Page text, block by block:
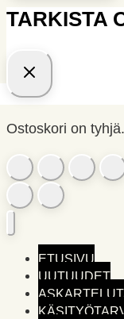
TARKISTA
Ostoskori on tyhjä.
ETUSIVU
UUTUUDET